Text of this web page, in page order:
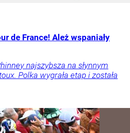
de France! Ależ wspaniały
najszybsza na słynnym
Polka wygrała etap i została